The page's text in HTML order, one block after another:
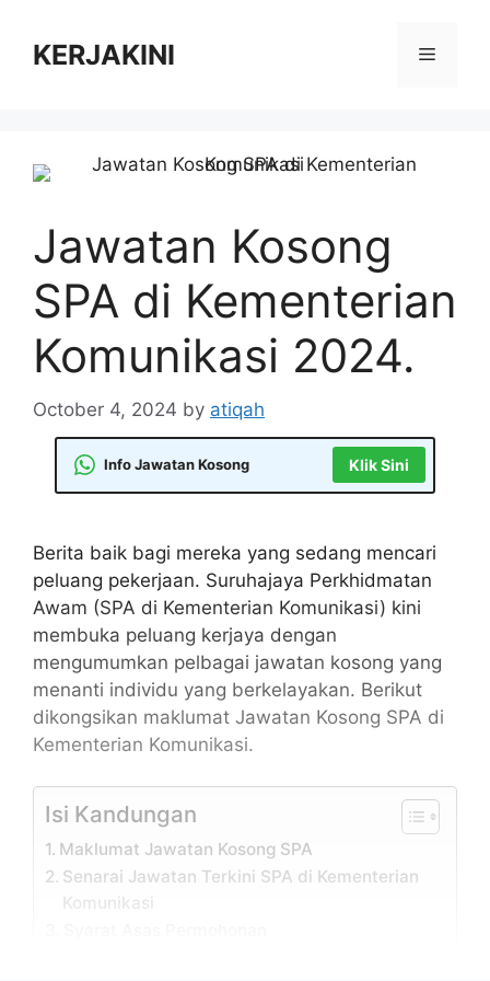
contentKERJAKINI Menu
Jawatan Kosong
SPA di Kementerian
Komunikasi 2024.
October 4, 2024 by atiqah
Info Jawatan Kosong Klik Sini
Berita baik bagi mereka yang sedang mencari
peluang pekerjaan. Suruhajaya Perkhidmatan
Awam (SPA di Kementerian Komunikasi) kini
membuka peluang kerjaya dengan
mengumumkan pelbagai jawatan kosong yang
menanti individu yang berkelayakan. Berikut
dikongsikan maklumat Jawatan Kosong SPA di
Kementerian Komunikasi.
Isi Kandungan
Maklumat Jawatan Kosong SPA
Senarai Jawatan Terkini SPA di Kementerian
Komunikasi